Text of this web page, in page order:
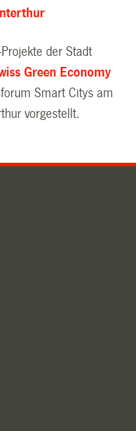
der Stadt
Green Economy
Smart Citys am
vorgestellt.